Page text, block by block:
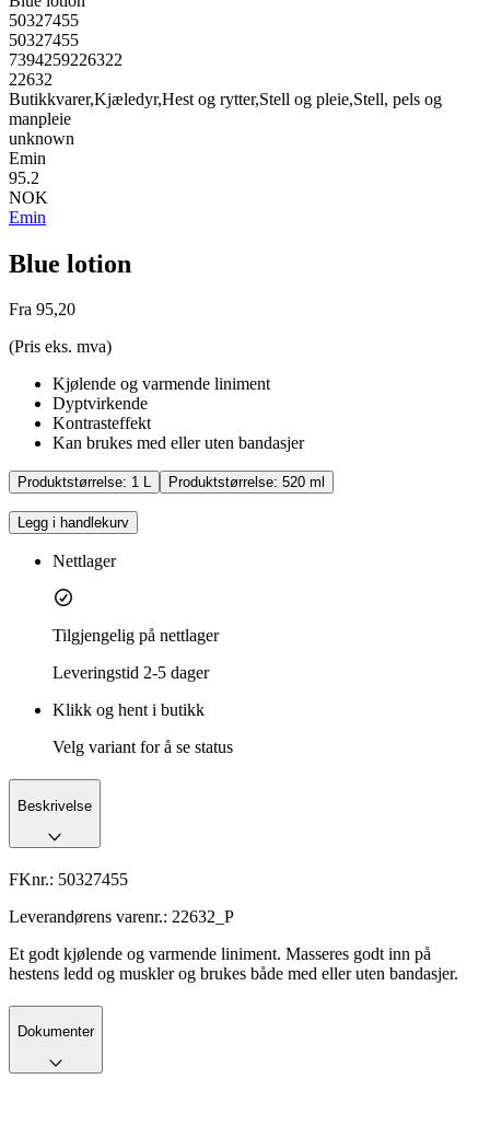
50327455
50327455
7394259226322
22632
Butikkvarer,Kjæledyr,Hest og rytter,Stell og pleie,Stell, pels og
manpleie
unknown
Emin
95.2
NOK
Emin
Blue lotion
Fra 95,20
(Pris eks. mva)
Kjølende og varmende liniment
Dyptvirkende
Kontrasteffekt
Kan brukes med eller uten bandasjer
Produktstørrelse: 1 L Produktstørrelse: 520 ml
Legg i handlekurv
Nettlager
Tilgjengelig på nettlager
Leveringstid 2-5 dager
Klikk og hent i butikk
Velg variant for å se status
Beskrivelse
FKnr.: 50327455
Leverandørens varenr.: 22632_P
Et godt kjølende og varmende liniment. Masseres godt inn på
hestens ledd og muskler og brukes både med eller uten bandasjer.
Dokumenter